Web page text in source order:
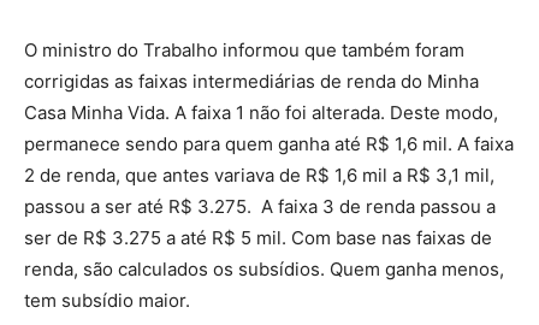
O ministro do Trabalho informou que também foram
corrigidas as faixas intermediárias de renda do Minha
Casa Minha Vida. A faixa 1 não foi alterada. Deste modo,
permanece sendo para quem ganha até R$ 1,6 mil. A faixa
2 de renda, que antes variava de R$ 1,6 mil a R$ 3,1 mil,
passou a ser até R$ 3.275. A faixa 3 de renda passou a
ser de R$ 3.275 a até R$ 5 mil. Com base nas faixas de
renda, são calculados os subsídios. Quem ganha menos,
tem subsídio maior.